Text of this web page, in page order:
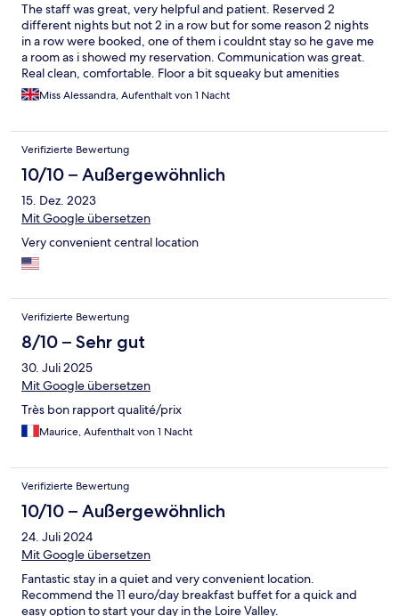
The staff was great, very helpful and patient. Reserved 2
different nights but not 2 in a row but for some reason 2 nights
in a row were booked, one of them i couldnt stay so he gave me
a room as i showed my reservation. Communication was great.
Real clean, comfortable. Floor a bit squeaky but amenities
worked fine.
Miss Alessandra, Aufenthalt von 1 Nacht
Verifizierte Bewertung
10/10 – Außergewöhnlich
15. Dez. 2023
Mit Google übersetzen
Very convenient central location
Verifizierte Bewertung
8/10 – Sehr gut
30. Juli 2025
Mit Google übersetzen
Très bon rapport qualité/prix
Maurice, Aufenthalt von 1 Nacht
Verifizierte Bewertung
10/10 – Außergewöhnlich
24. Juli 2024
Mit Google übersetzen
Fantastic stay in a quiet and very convenient location.
Recommend the 11 euro/day breakfast buffet for a quick and
easy option to start your day in the Loire Valley.